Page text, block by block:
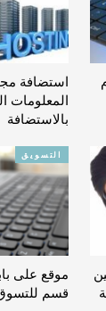
استضافة
المعلومات
بالاستضافة
التسويق
قسم